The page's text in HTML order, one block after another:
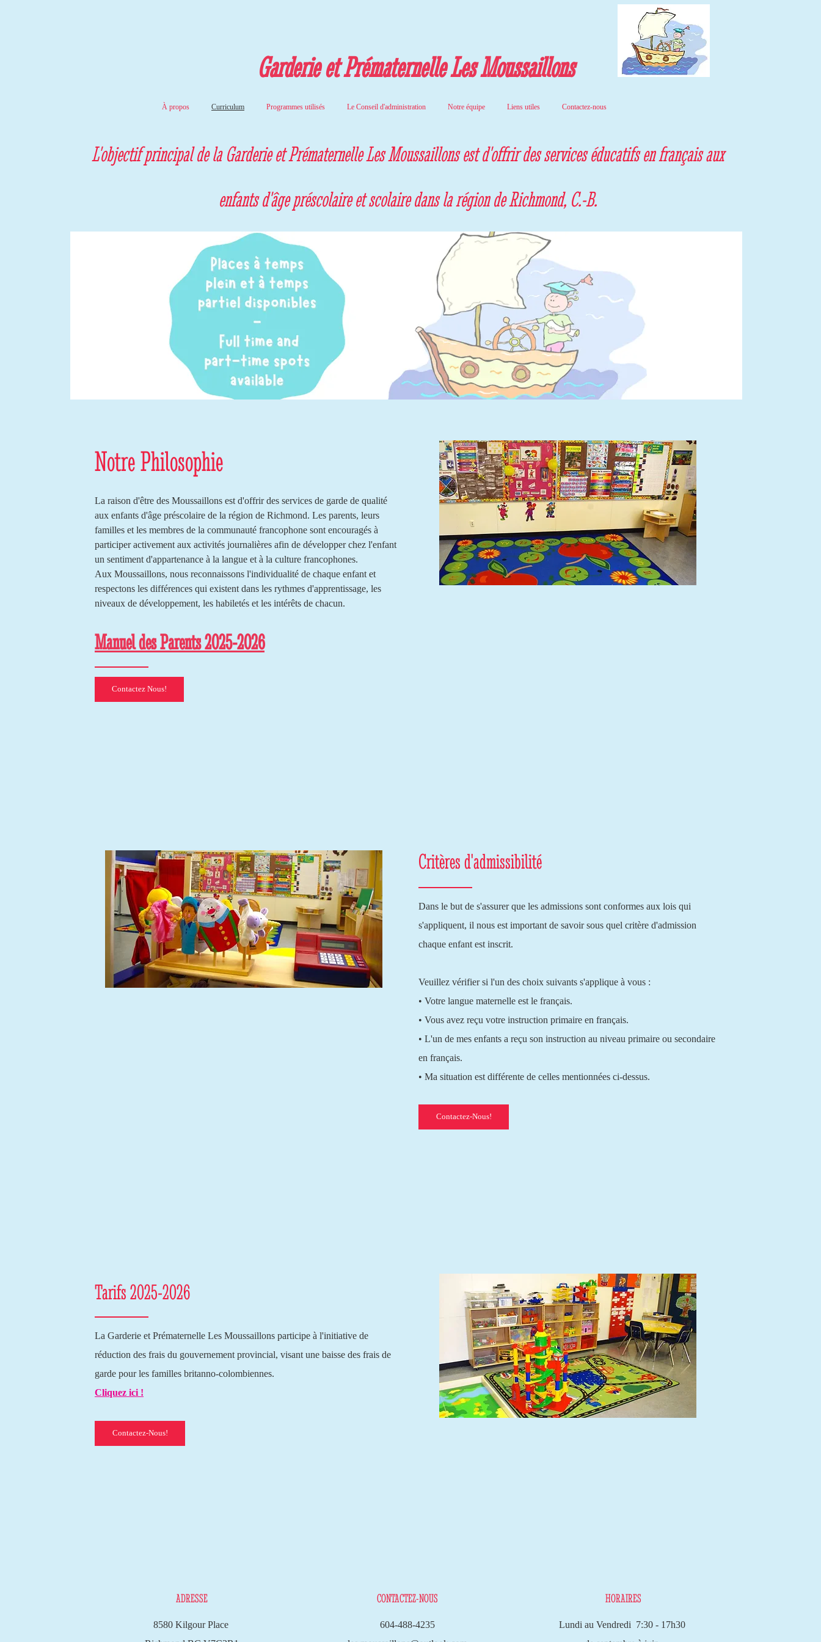
Garderie et Prématernelle Les Moussaillons
L'objectif principal de la Garderie et Prématernelle Les Moussaillons est d'offrir des services éducatifs en français aux
enfants d'âge préscolaire et scolaire dans la région de Richmond, C.-B.
À propos Curriculum Programmes utilisés Le Conseil d'administration Notre équipe Liens utiles Contactez-nous
Notre Philosophie​​
La raison d'être des Moussaillons est d'offrir des services de garde de qualité
aux enfants d'âge préscolaire de la région de Richmond. Les parents, leurs
familles et les membres de la communauté francophone sont encouragés à
participer activement aux activités journalières afin de développer chez l'enfant
un sentiment d'appartenance à la langue et à la culture francophones.
Aux Moussaillons, nous reconnaissons l'individualité de chaque enfant et
respectons les différences qui existent dans les rythmes d'apprentissage, les
niveaux de développement, les habiletés et les intérêts de chacun.
Manuel des Par​en​ts2025-2026
Contactez Nous!
Critères d'admissibilité
Dans le but de s'assurer que les admissions sont conformes aux lois qui
s'appliquent, il nous est important de savoir sous quel critère d'admission
chaque enfant est inscrit.
Veuillez vérifier si l'un des choix suivants s'applique à vous :
• Votre langue maternelle est le français.
• Vous avez reçu votre instruction primaire en français.
• L'un de mes enfants a reçu son instruction au niveau primaire ou secondaire
en français.
• Ma situation est différente de celles mentionnées ci-dessus.
Contactez-Nous!
Tarifs 2025-2026
La Garderie et Prématernelle Les Moussaillons participe à l'initiative de
réduction des frais du gouvernement provincial, visant une baisse des frais de
garde pour les familles britanno-colombiennes.
Cliquez ici !
Contactez-Nous!
ADRESSE
8580 Kilgour Place
CONTACTEZ-NOUS
604-488-4235
HORAIRES
Lundi au Vendredi 7:30 - 17h30